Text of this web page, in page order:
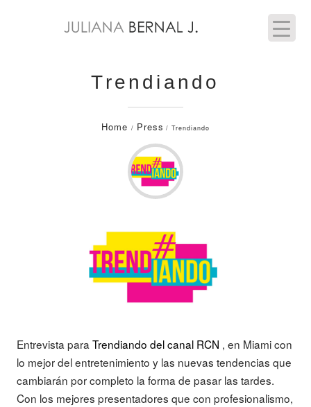
Trendiando
Home / Press / Trendiando
Entrevista para Trendiando del canal RCN , en Miami con
lo mejor del entretenimiento y las nuevas tendencias que
cambiarán por completo la forma de pasar las tardes.
Con los mejores presentadores que con profesionalismo,